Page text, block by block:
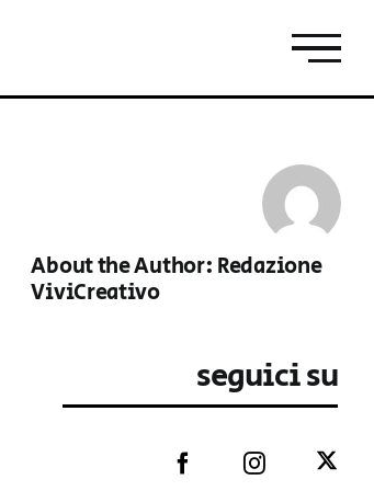
About the Author: Redazione
ViviCreativo
seguici su